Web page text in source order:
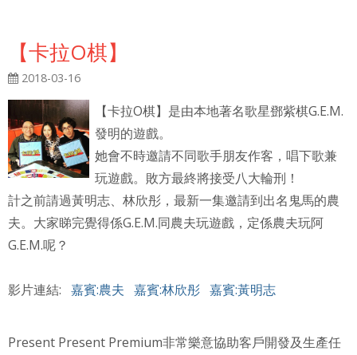
【卡拉O棋】
2018-03-16
【卡拉O棋】是由本地著名歌星鄧紫棋G.E.M.
發明的遊戲。
她會不時邀請不同歌手朋友作客，唱下歌兼
玩遊戲。敗方最終將接受八大輪刑！
計之前請過黃明志、林欣彤，最新一集邀請到出名鬼馬的農
夫。大家睇完覺得係G.E.M.同農夫玩遊戲，定係農夫玩阿
G.E.M.呢？
影片連結: 嘉賓:農夫 嘉賓:林欣彤 嘉賓:黃明志
Present Present Premium非常樂意協助客戶開發及生產任